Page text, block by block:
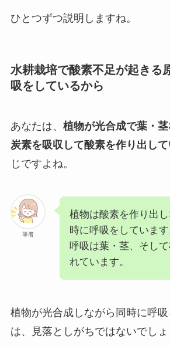
ひとつずつ説明しますね。
水耕栽培で酸素不足が起きる
吸をしているから
あなたは、 植物が光合成で葉・
炭素を吸収して酸素を作り出し
じですよね。
筆者
植物は酸素を作り出
時に呼吸をしています
呼吸は葉・茎、そし
れています。
植物が光合成しながら同時に呼
は、見落としがちではないでしょ